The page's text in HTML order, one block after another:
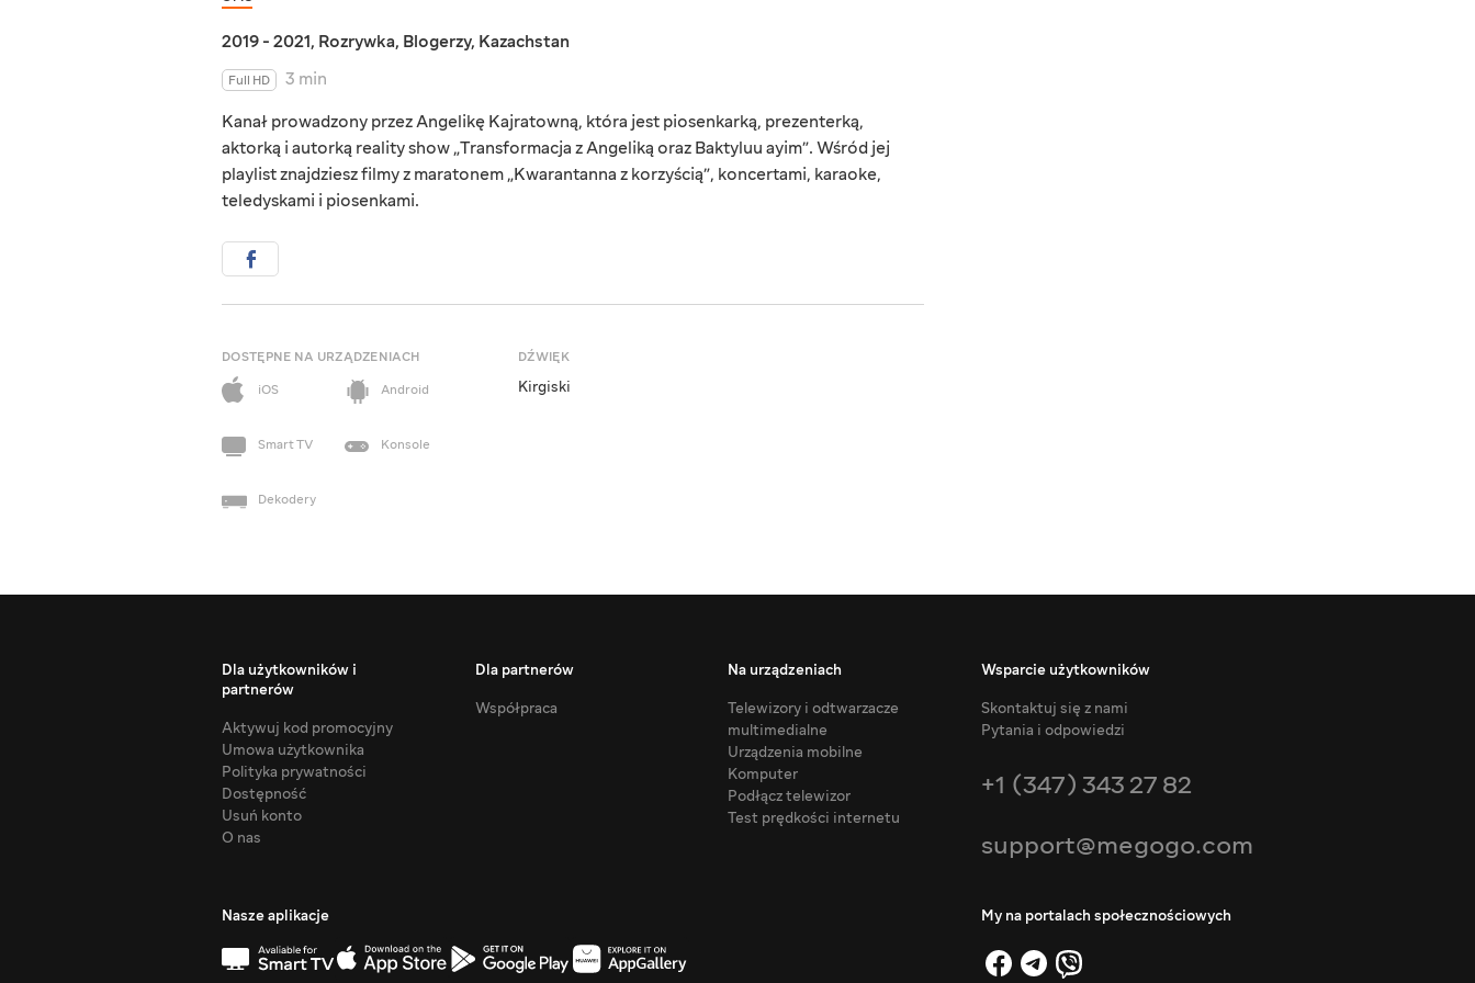
2019 - 2021, Rozrywka, Blogerzy, Kazachstan
Full HD
3 min
Kanał prowadzony przez Angelikę Kajratowną, która jest piosenkarką, prezenterką,
aktorką i autorką reality show „Transformacja z Angeliką oraz Baktyluu ayim”. Wśród jej
playlist znajdziesz filmy z maratonem „Kwarantanna z korzyścią”, koncertami, karaoke,
teledyskami i piosenkami.
DOSTĘPNE NA URZĄDZENIACH
iOS
Android
Smart TV Konsole
Dekodery
DŹWIĘK
Kirgiski
Dla użytkowników i
partnerów
Aktywuj kod promocyjny
Umowa użytkownika
Polityka prywatności
Dostępność
Usuń konto
O nas
Dla partnerów
Współpraca
Na urządzeniach
Telewizory i odtwarzacze
multimedialne
Urządzenia mobilne
Komputer
Podłącz telewizor
Test prędkości internetu
Wsparcie użytkowników
Skontaktuj się z nami
Pytania i odpowiedzi
+1 (347) 343 27 82
support@megogo.com
Nasze aplikacje My na portalach społecznościowych